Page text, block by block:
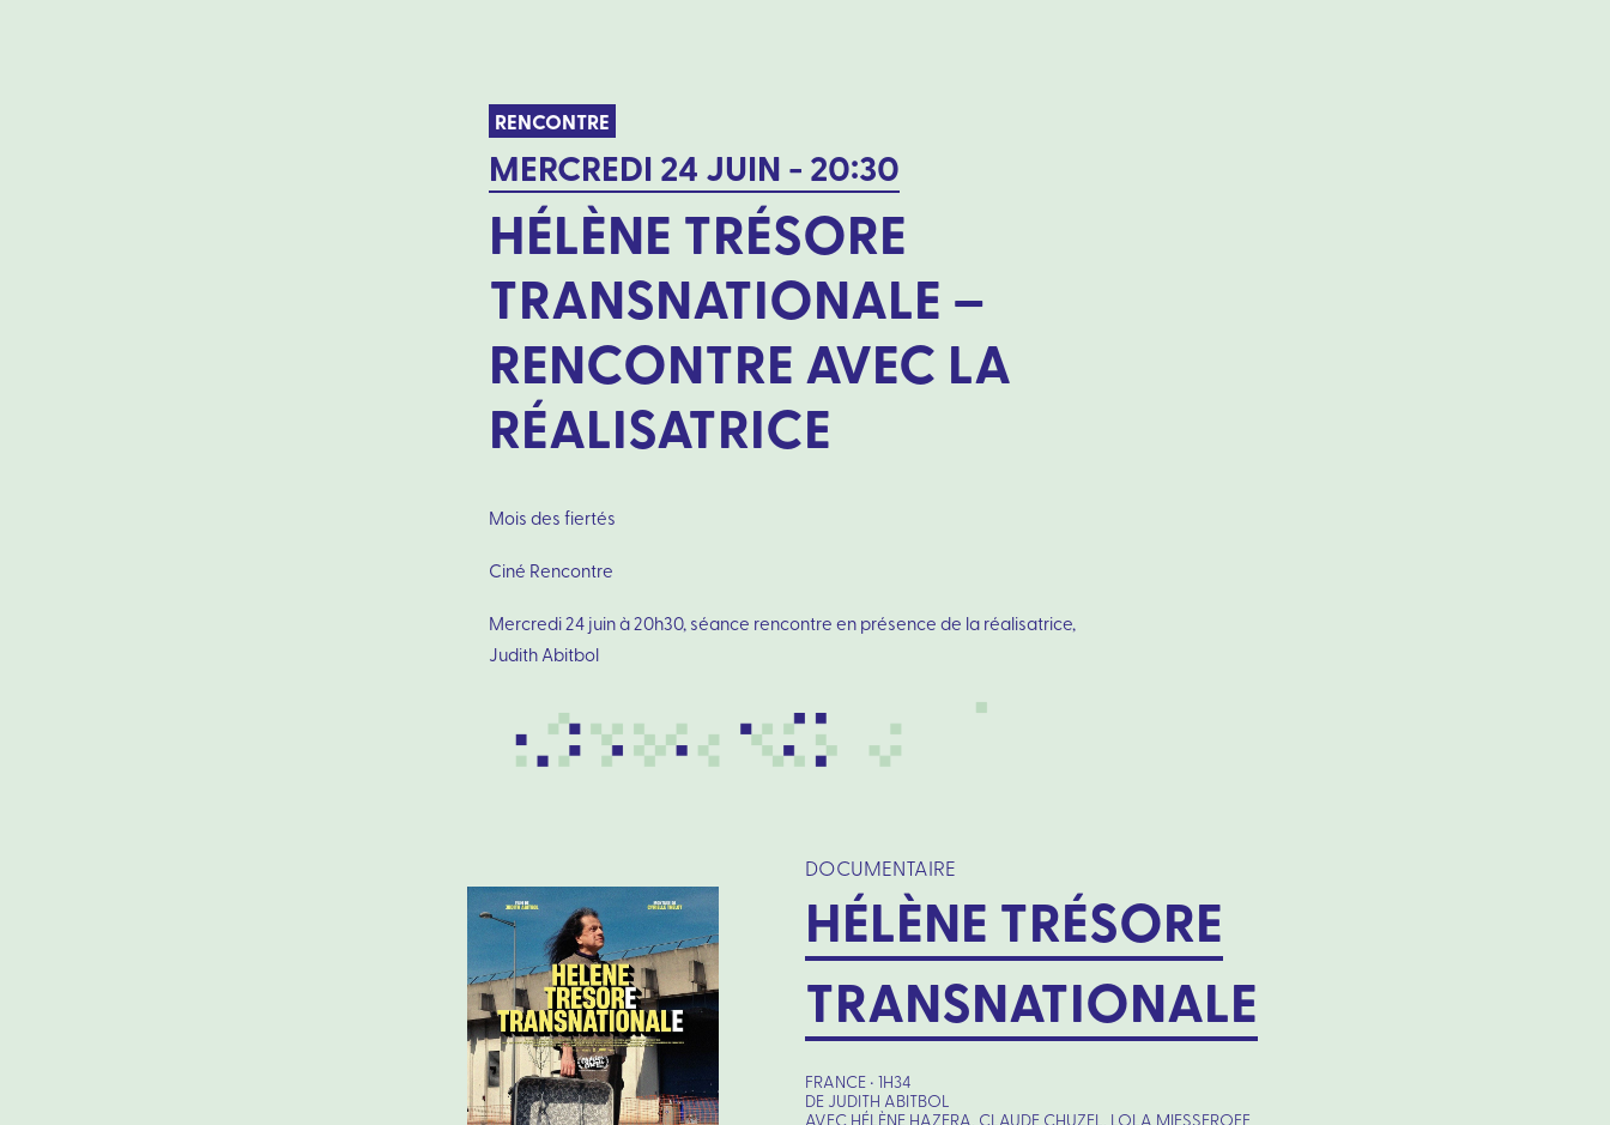
RENCONTRE
MERCREDI 24 JUIN - 20:30
HÉLÈNE TRÉSORE
TRANSNATIONALE –
RENCONTRE AVEC LA
RÉALISATRICE
Mois des fiertés
Ciné Rencontre
Mercredi 24 juin à 20h30, séance rencontre en présence de la réalisatrice,
Judith Abitbol
DOCUMENTAIRE
HÉLÈNE TRÉSORE
TRANSNATIONALE
FRANCE • 1H34
DE JUDITH ABITBOL
AVEC HÉLÈNE HAZERA, CLAUDE CHUZEL, LOLA MIESSEROFF